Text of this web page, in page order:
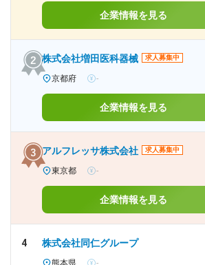
企業情報を見る
株式会社増田医科器械 求人募集中
京都府 -
企業情報を見る
アルフレッサ株式会社 求人募集中
東京都 -
企業情報を見る
4 株式会社同仁グループ
熊本県 -